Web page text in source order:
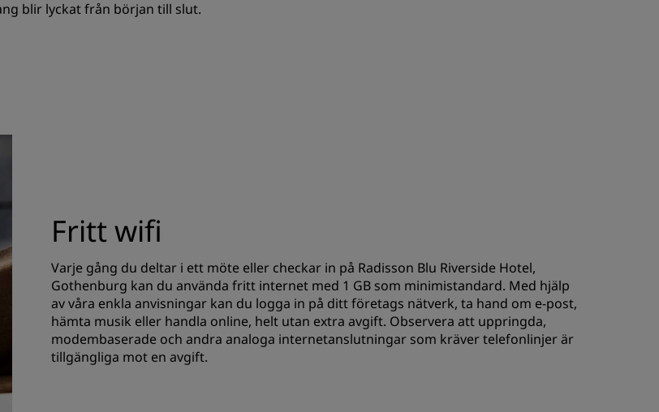
blir lyckat från början till slut.
Fritt wifi
Varje gång du deltar i ett möte eller checkar in på Radisson Blu Riverside Hotel,
Gothenburg kan du använda fritt internet med 1 GB som minimistandard. Med hjälp
av våra enkla anvisningar kan du logga in på ditt företags nätverk, ta hand om e-post,
hämta musik eller handla online, helt utan extra avgift. Observera att uppringda,
modembaserade och andra analoga internetanslutningar som kräver telefonlinjer är
tillgängliga mot en avgift.